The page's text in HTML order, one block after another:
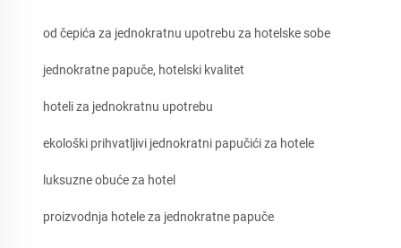
od čepića za jednokratnu upotrebu za hotelske sobe
jednokratne papuče, hotelski kvalitet
hoteli za jednokratnu upotrebu
ekološki prihvatljivi jednokratni papučići za hotele
luksuzne obuće za hotel
proizvodnja hotele za jednokratne papuče